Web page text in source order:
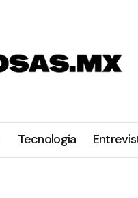
Tecnología